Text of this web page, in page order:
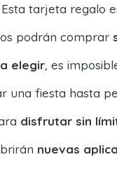
tarjeta regalo
podrán comprar
elegir, es
una fiesta hasta
disfrutar sin
nuevas